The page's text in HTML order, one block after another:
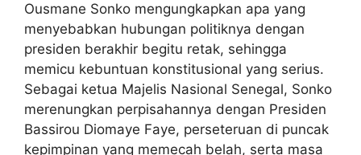
Ousmane Sonko mengungkapkan apa yang
menyebabkan hubungan politiknya dengan
presiden berakhir begitu retak, sehingga
memicu kebuntuan konstitusional yang serius.
Sebagai ketua Majelis Nasional Senegal, Sonko
merenungkan perpisahannya dengan Presiden
Bassirou Diomaye Faye, perseteruan di puncak
kepimpinan yang memecah belah, serta masa